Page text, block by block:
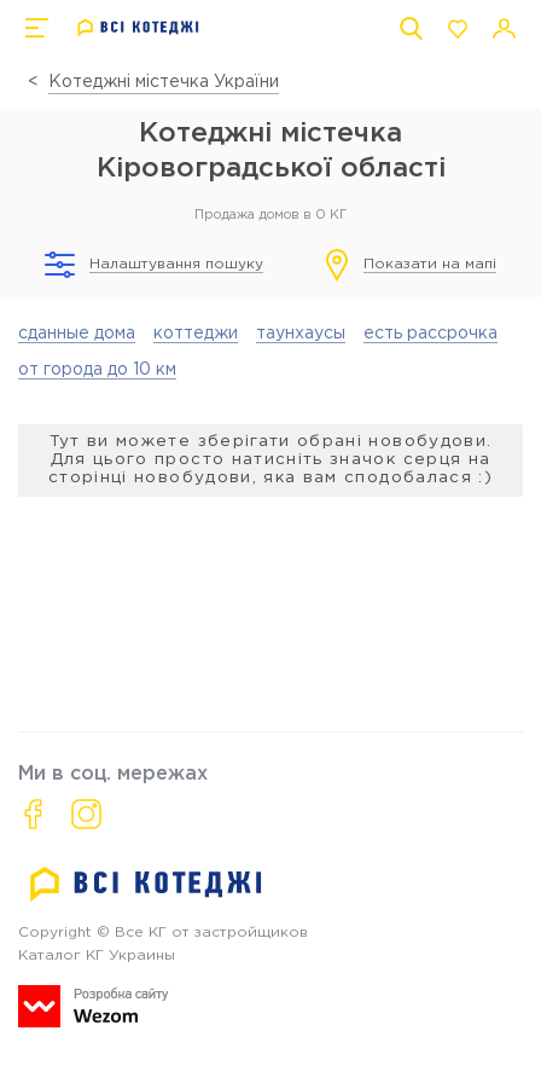
Котеджні містечка України
Котеджні містечка
Кіровоградської області
Продажа домов в 0 КГ
Налаштування пошуку Показати на мапі
сданные дома коттеджи таунхаусы есть рассрочка
от города до 10 км
Тут ви можете зберігати обрані новобудови.
Для цього просто натисніть значок серця на
сторінці новобудови, яка вам сподобалася :)
Ми в соц. мережах
Copyright © Все КГ от застройщиков
Каталог КГ Украины